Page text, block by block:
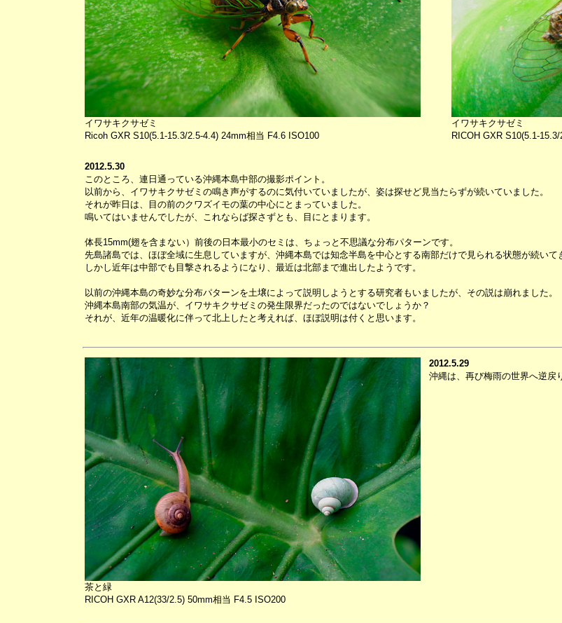
イワサキクサゼミ
Ricoh GXR S10(5.1-15.3/2.5-4.4) 24mm相当 F4.6 ISO100
イワサキクサゼミ
RICOH GXR S10(5.1-
2012.5.30
このところ、連日通っている沖縄本島中部の撮影ポイント。
以前から、イワサキクサゼミの鳴き声がするのに気付いていましたが、姿は探せど見当たらずが続いていました。
それが昨日は、目の前のクワズイモの葉の中心にとまっていました。
鳴いてはいませんでしたが、これならば探さずとも、目にとまります。
体長15mm(翅を含まない）前後の日本最小のセミは、ちょっと不思議な分布パターンです。
先島諸島では、ほぼ全域に生息していますが、沖縄本島では知念半島を中心とする南部だけで見られる状態が続いて
しかし近年は中部でも目撃されるようになり、最近は北部まで進出したようです。
以前の沖縄本島の奇妙な分布パターンを土壌によって説明しようとする研究者もいましたが、その説は崩れました。
沖縄本島南部の気温が、イワサキクサゼミの発生限界だったのではないでしょうか？
それが、近年の温暖化に伴って北上したと考えれば、ほぼ説明は付くと思います。
茶と緑
RICOH GXR A12(33/2.5) 50mm相当 F4.5 ISO200
2012.5.29
沖縄は、再び梅雨の世界へ逆戻り